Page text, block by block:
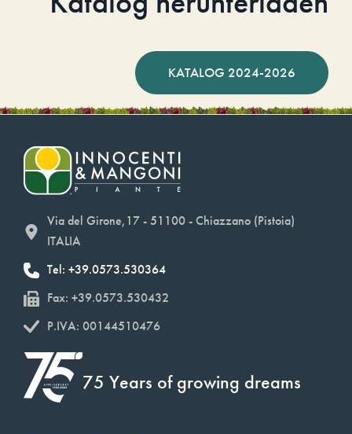
KATALOG 2024-2026
Via del Girone,17 - 51100 - Chiazzano (Pistoia)
ITALIA
Tel: +39.0573.530364
Fax: +39.0573.530432
P.IVA: 00144510476
75 Years of growing dreams